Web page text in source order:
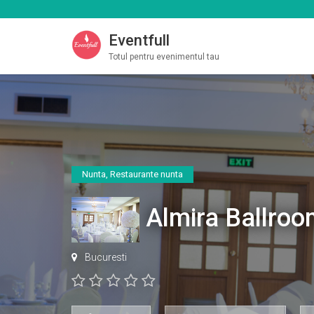
Eventfull
Totul pentru evenimentul tau
Nunta, Restaurante nunta
Almira
Bucuresti